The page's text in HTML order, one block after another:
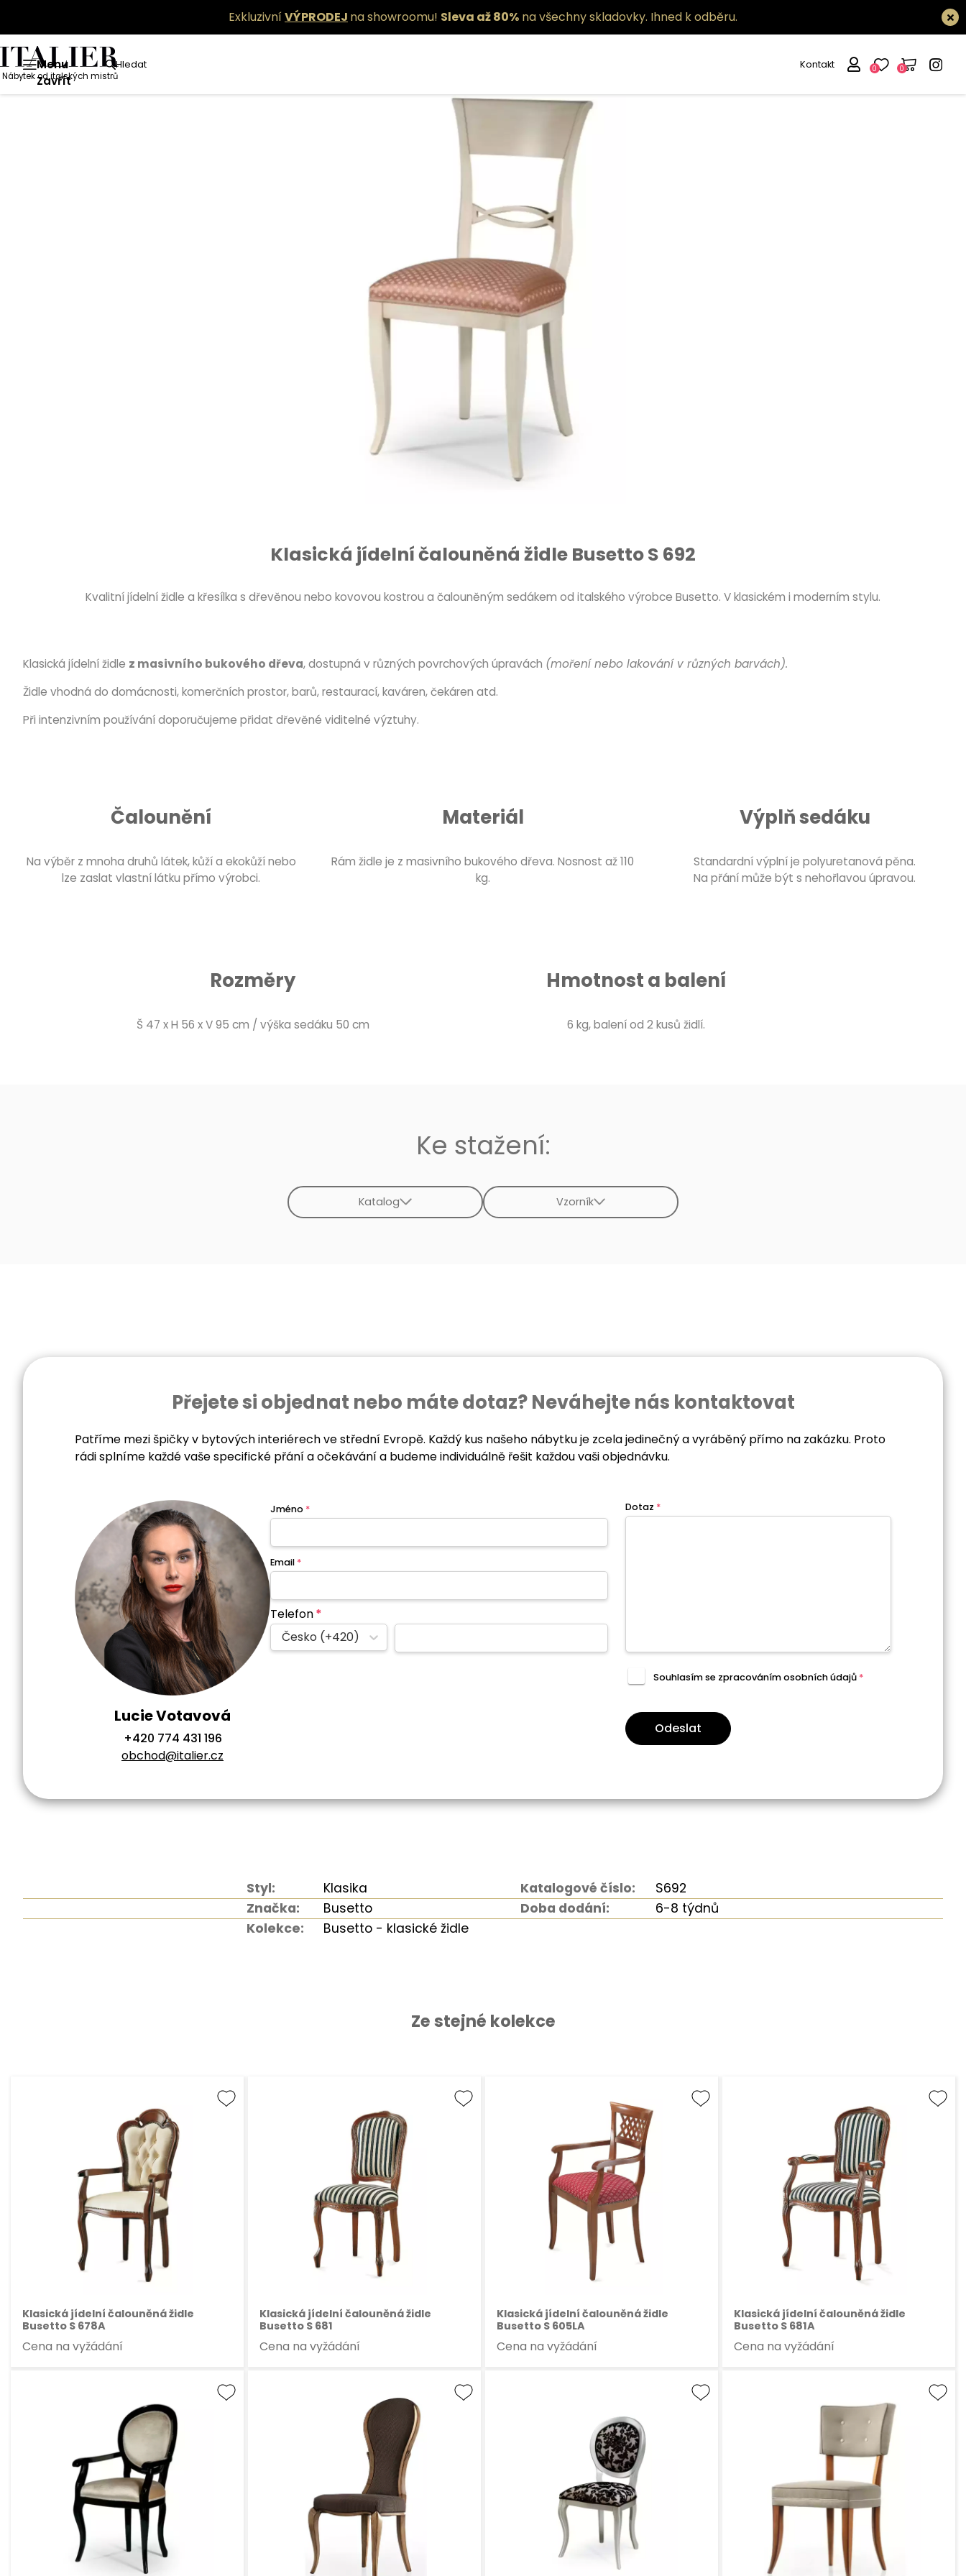
ExkluzivníVÝPRODEJ na showroomu! Sleva až 80% na všechny skladovky. Ihned k odběru.
Menu
Zavřít
Hledat
Nábytek od italských mistrů
Kontakt 0 0
Klasická jídelní čalouněná židle Busetto S 692
Kvalitní jídelní židle a křesílka s dřevěnou nebo kovovou kostrou a čalouněným sedákem od italského výrobce Busetto. V klasickém i moderním stylu.
Klasická jídelní židle z masivního bukového dřeva, dostupná v různých povrchových úpravách (moření nebo lakování v různých barvách).
Židle vhodná do domácnosti, komerčních prostor, barů, restaurací, kaváren, čekáren atd.
Při intenzivním používání doporučujeme přidat dřevěné viditelné výztuhy.
Čalounění
Na výběr z mnoha druhů látek, kůží a ekokůží nebo
lze zaslat vlastní látku přímo výrobci.
Materiál
Rám židle je z masivního bukového dřeva. Nosnost až 110
kg.
Výplň sedáku
Standardní výplní je polyuretanová pěna.
Na přání může být s nehořlavou úpravou.
Rozměry
Š 47 x H 56 x V 95 cm / výška sedáku 50 cm
Hmotnost a balení
6 kg, balení od 2 kusů židlí.
Ke stažení:
Katalog Vzorník
Přejete si objednat nebo máte dotaz? Neváhejte nás kontaktovat
Patříme mezi špičky v bytových interiérech ve střední Evropě. Každý kus našeho nábytku je zcela jedinečný a vyráběný přímo na zakázku. Proto
rádi splníme každé vaše specifické přání a očekávání a budeme individuálně řešit každou vaši objednávku.
Lucie Votavová
+420 774 431 196
obchod@italier.cz
Jméno *
Email *
Telefon*
Česko (+420)
Dotaz *
Souhlasím se zpracovánímosobních údajů *
Odeslat
Styl: Klasika Katalogové číslo:
S692
Značka:
Busetto Doba dodání:
6-8 týdnů
Kolekce:
Busetto - klasické židle
Ze stejné kolekce
Klasická jídelní čalouněná židle
Busetto S 678A
Cena na vyžádání
Klasická jídelní čalouněná židle
Busetto S 681
Cena na vyžádání
Klasická jídelní čalouněná židle
Busetto S 605LA
Cena na vyžádání
Klasická jídelní čalouněná židle
Busetto S 681A
Cena na vyžádání